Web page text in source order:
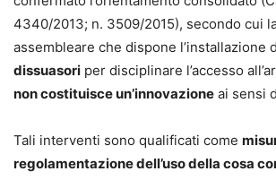
4340/2013; n. 3509/2015), secondo cui
assembleare che dispone l’installazione
dissuasori per disciplinare l’accesso
non costituisce un’innovazione ai sensi
Tali interventi sono qualificati come
regolamentazione dell’uso della cosa